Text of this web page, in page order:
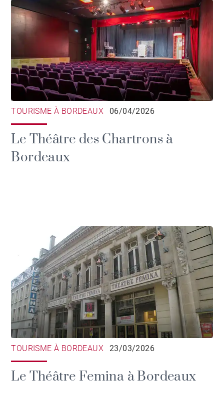
TOURISME À BORDEAUX 06/04/2026
Le Théâtre des Chartrons à
Bordeaux
TOURISME À BORDEAUX 23/03/2026
Le Théâtre Femina à Bordeaux